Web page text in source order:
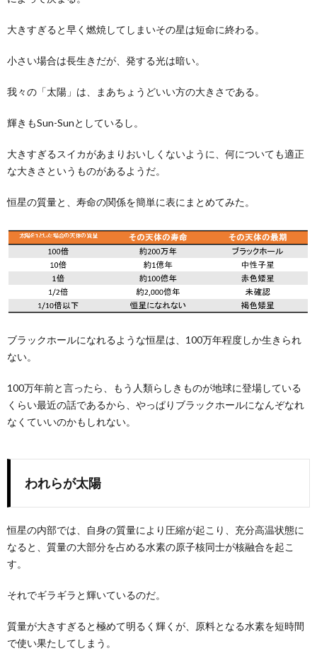
大きすぎると早く燃焼してしまいその星は短命に終わる。
小さい場合は長生きだが、発する光は暗い。
我々の「太陽」は、まあちょうどいい方の大きさである。
輝きもSun-Sunとしているし。
大きすぎるスイカがあまりおいしくないように、何についても適正
な大きさというものがあるようだ。
恒星の質量と、寿命の関係を簡単に表にまとめてみた。
ブラックホールになれるような恒星は、100万年程度しか生きられ
ない。
100万年前と言ったら、もう人類らしきものが地球に登場している
くらい最近の話であるから、やっぱりブラックホールになんぞなれ
なくていいのかもしれない。
われらが太陽
恒星の内部では、自身の質量により圧縮が起こり、充分高温状態に
なると、質量の大部分を占める水素の原子核同士が核融合を起こ
す。
それでギラギラと輝いているのだ。
質量が大きすぎると極めて明るく輝くが、原料となる水素を短時間
で使い果たしてしまう。